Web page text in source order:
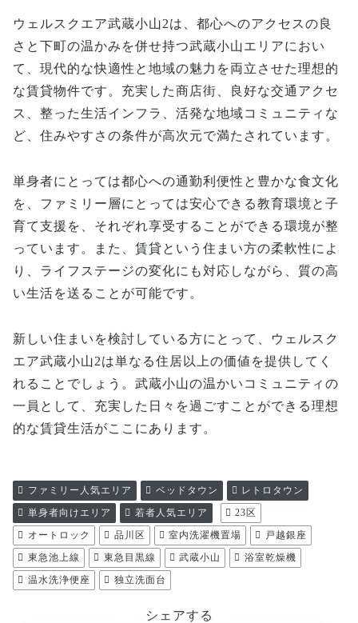
ウェルスクエア武蔵小山2は、都心へのアクセスの良
さと下町の温かみを併せ持つ武蔵小山エリアにおい
て、現代的な快適性と地域の魅力を両立させた理想的
な賃貸物件です。充実した商店街、良好な交通アクセ
ス、整った生活インフラ、活発な地域コミュニティな
ど、住みやすさの条件が高次元で満たされています。
単身者にとっては都心への通勤利便性と豊かな食文化
を、ファミリー層にとっては安心できる教育環境と子
育て支援を、それぞれ享受することができる環境が整
っています。また、賃貸という住まい方の柔軟性によ
り、ライフステージの変化にも対応しながら、質の高
い生活を送ることが可能です。
新しい住まいを検討している方にとって、ウェルスク
エア武蔵小山2は単なる住居以上の価値を提供してく
れることでしょう。武蔵小山の温かいコミュニティの
一員として、充実した日々を過ごすことができる理想
的な賃貸生活がここにあります。
ファミリー人気エリア ベッドタウン
レトロタウン
単身者向けエリア
若者人気エリア
23区
オートロック
品川区 室内洗濯機置場
戸越銀座
東急池上線
東急目黒線 武蔵小山
浴室乾燥機
温水洗浄便座
独立洗面台
シェアする